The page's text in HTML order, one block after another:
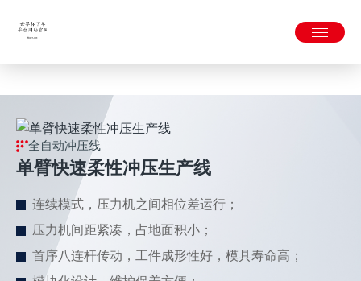
入口
全自动冲压线
单臂快速柔性冲压生产线
连续模式，压力机之间相位差运行；
压力机间距紧凑，占地面积小；
首序八连杆传动，工件成形性好，模具寿命高；